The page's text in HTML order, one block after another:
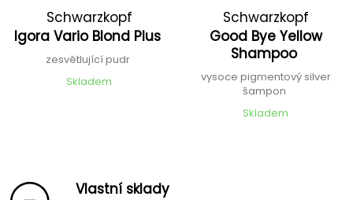
Schwarzkopf
Professional
Igora Vario Blond Plus
zesvětlující pudr
Skladem
Schwarzkopf
Professional
Good Bye Yellow
Shampoo
vysoce pigmentový silver
šampon
Skladem
Vlastní sklady